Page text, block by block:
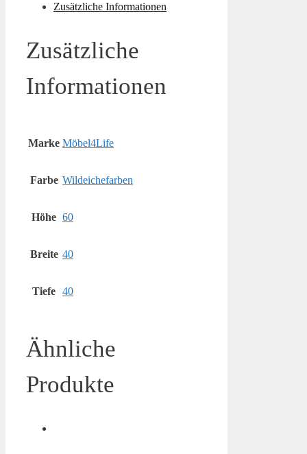
Zusätzliche Informationen
Zusätzliche
Informationen
Marke Möbel4Life
Farbe Wildeichefarben
Höhe 60
Breite 40
Tiefe 40
Ähnliche
Produkte